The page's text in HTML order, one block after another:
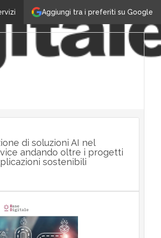
Aggiungi tra i preferiti su Google
di soluzioni AI nel
andando oltre i progetti
sostenibili